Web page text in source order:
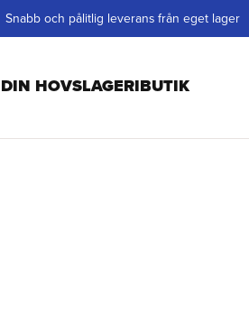
Snabb och pålitlig leverans från eget lager